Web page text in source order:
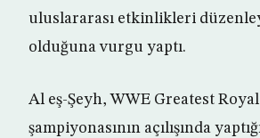
uluslararası etkinlikleri
olduğuna vurgu yaptı.
Al eş-Şeyh, WWE Greatest
şampiyonasının açılışında